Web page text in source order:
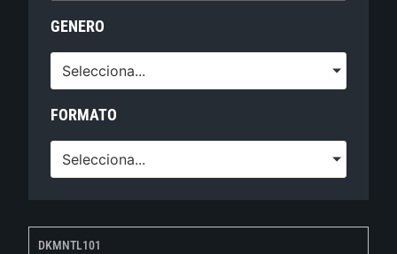
GENERO
Selecciona...
FORMATO
Selecciona...
DKMNTL101